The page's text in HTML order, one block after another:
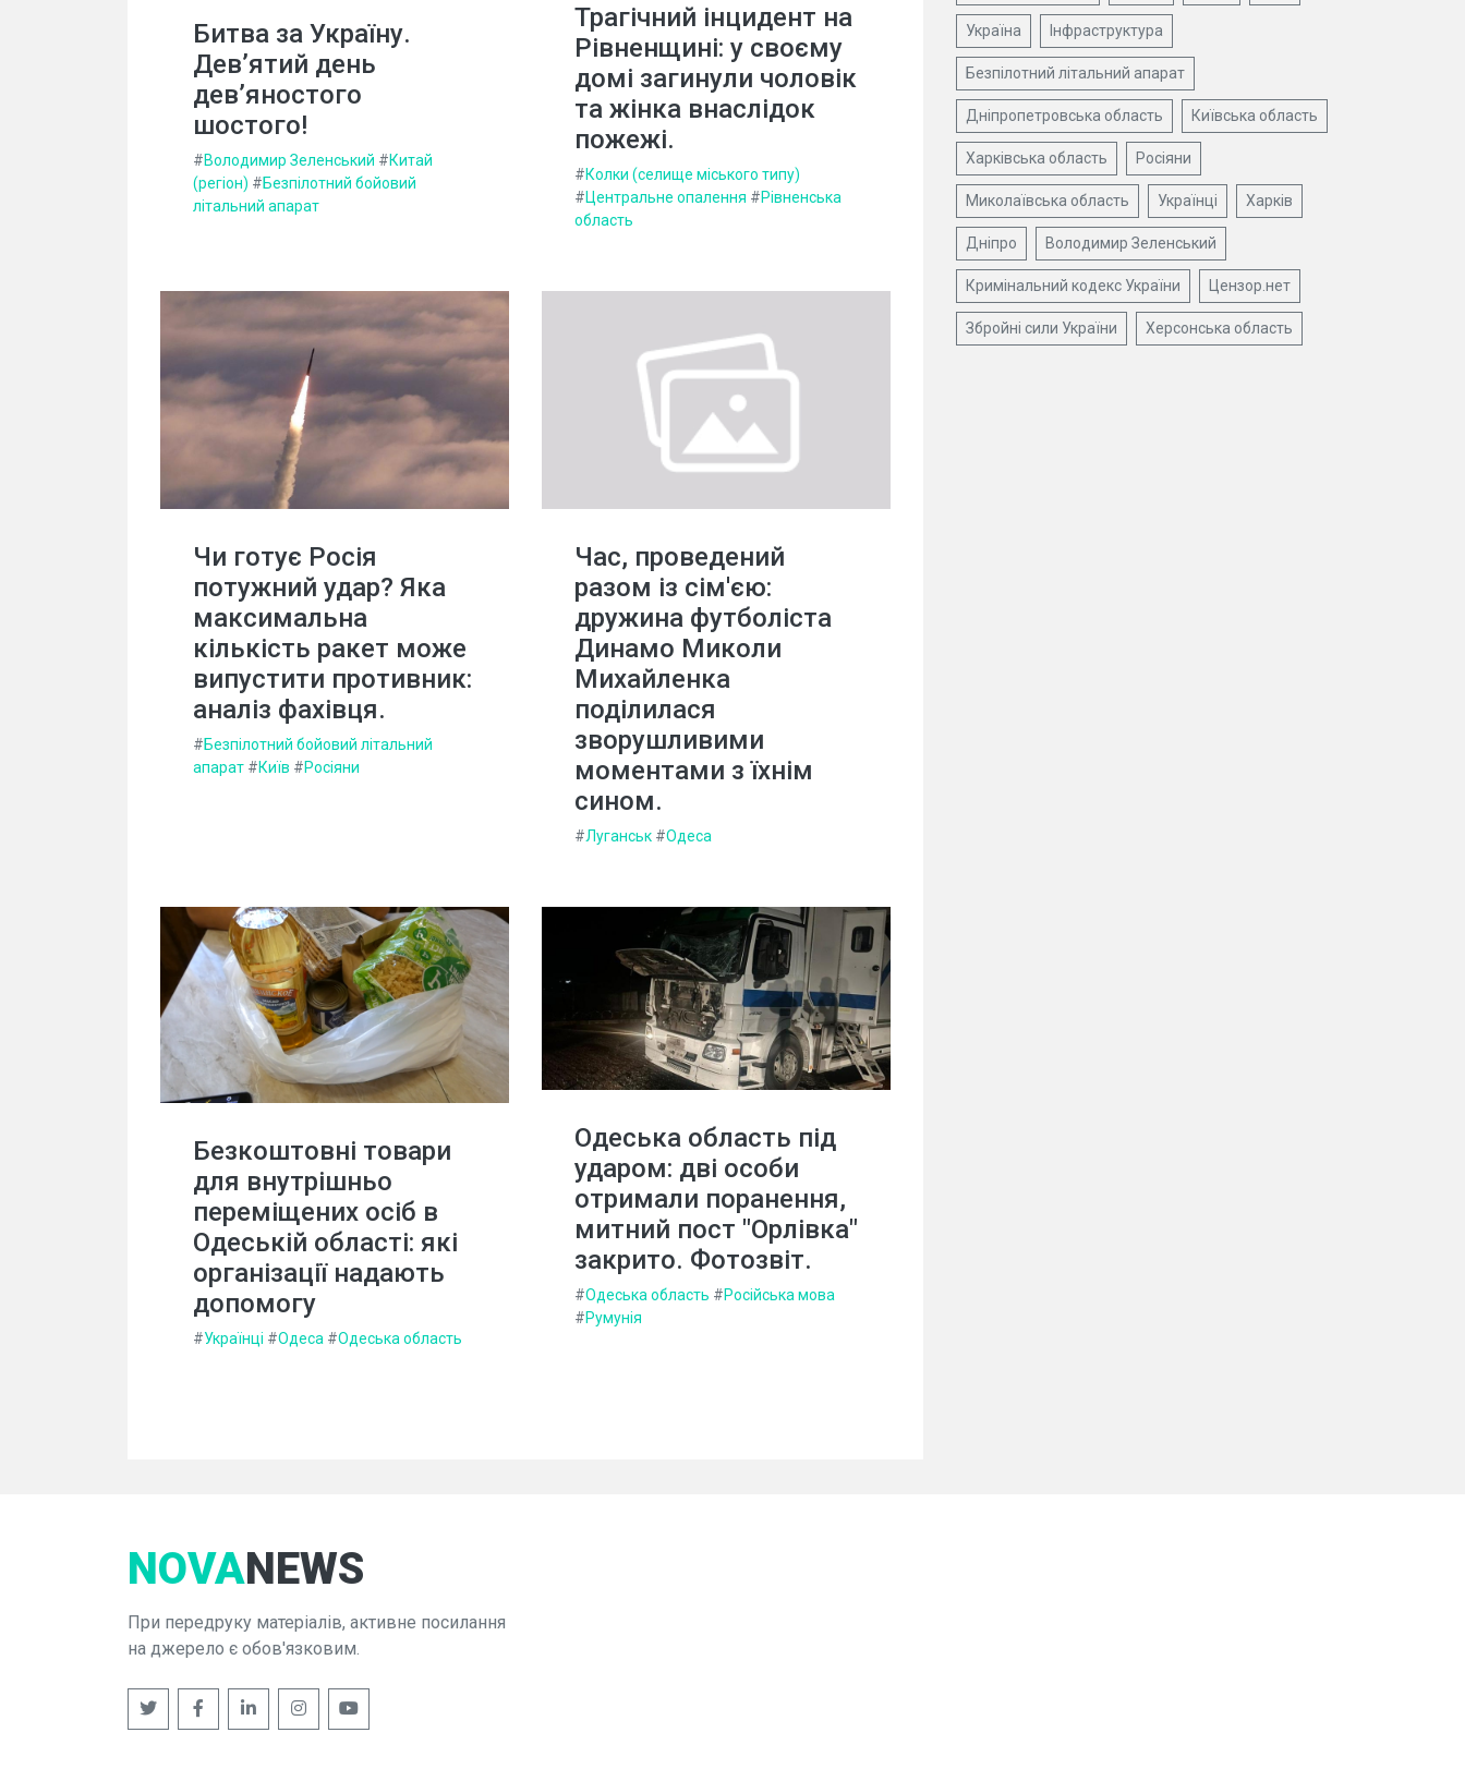
Битва за Україну.
Дев’ятий день
дев’яностого
шостого!
#Володимир Зеленський #Китай
(регіон) #Безпілотний бойовий
літальний апарат
Трагічний інцидент на
Рівненщині: у своєму
домі загинули чоловік
та жінка внаслідок
пожежі.
#Колки (селище міського типу)
#Центральне опалення #Рівненська
область
Чи готує Росія
потужний удар? Яка
максимальна
кількість ракет може
випустити противник:
аналіз фахівця.
#Безпілотний бойовий літальний
апарат #Київ #Росіяни
Час, проведений
разом із сім'єю:
дружина футболіста
Динамо Миколи
Михайленка
поділилася
зворушливими
моментами з їхнім
сином.
#Луганськ #Одеса
Безкоштовні товари
для внутрішньо
переміщених осіб в
Одеській області: які
організації надають
допомогу
#Українці #Одеса #Одеська область
Одеська область під
ударом: дві особи
отримали поранення,
митний пост "Орлівка"
закрито. Фотозвіт.
#Одеська область #Російська мова
#Румунія
Україна Інфраструктура
Безпілотний літальний апарат
Дніпропетровська область Київська область
Харківська область Росіяни
Миколаївська область Українці Харків
Дніпро Володимир Зеленський
Кримінальний кодекс України Цензор.нет
Збройні сили України Херсонська область
NOVANEWS
При передруку матеріалів, активне посилання
на джерело є обов'язковим.